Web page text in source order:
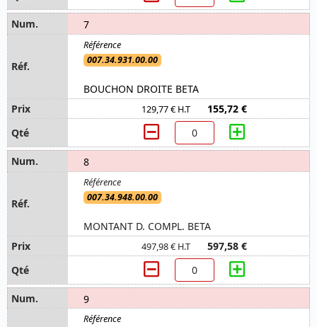
7
007.34.931.00.00
BOUCHON DROITE BETA
129,77 € H.T 155,72 €
8
007.34.948.00.00
MONTANT D. COMPL. BETA
497,98 € H.T 597,58 €
9